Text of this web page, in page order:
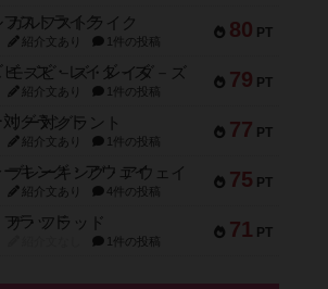
80 PT
ガルフストライク
紹介文あり 1件の投稿
79 PT
モズビ－ズ・レイダ－ズ
紹介文あり 1件の投稿
77 PT
リー対グラント
紹介文あり 1件の投稿
75 PT
ブレーキング・アウェイ
紹介文あり 4件の投稿
71 PT
ザ・フラッド
1件の投稿